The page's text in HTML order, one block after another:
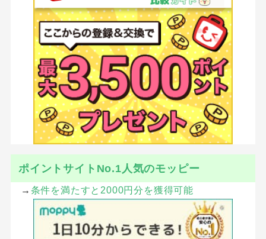
ポイントサイトNo.1人気のモッピー
→ 条件を満たすと2000円分を獲得可能